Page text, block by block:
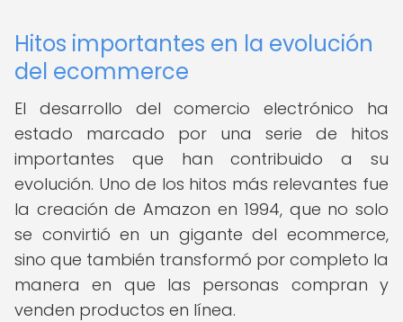
Hitos importantes en la evolución
del ecommerce
El desarrollo del comercio electrónico ha
estado marcado por una serie de hitos
importantes que han contribuido a su
evolución. Uno de los hitos más relevantes fue
la creación de Amazon en 1994, que no solo
se convirtió en un gigante del ecommerce,
sino que también transformó por completo la
manera en que las personas compran y
venden productos en línea.